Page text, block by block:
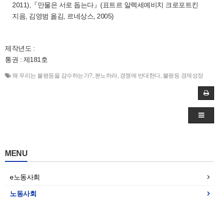
2011),『만물은 서로 돕는다』(표트르 알렉세예비치 크로포트킨
지음, 김영범 옮김, 르네상스, 2005)
제작년도 :
통권 : 제181호
왜 우리는 불평등을 감수하는가?, 분노하라, 경쟁에 반대한다, 불평등 경제성장
MENU
e노동사회
노동사회